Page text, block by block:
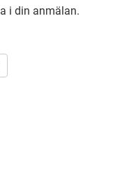
i din anmälan.